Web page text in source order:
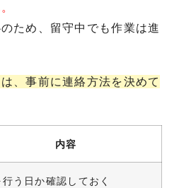
ため、留守中でも作業は進
、事前に連絡方法を決めて
内容
う日か確認しておく